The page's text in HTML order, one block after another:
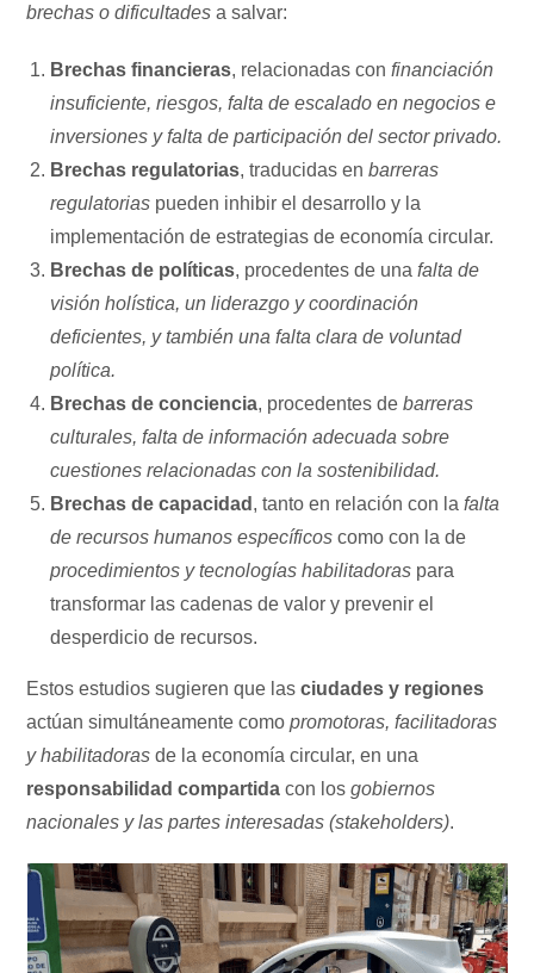
brechas o dificultades a salvar:
Brechas financieras, relacionadas confinanciación
insuficiente, riesgos, falta de escalado en negocios e
inversiones y falta de participación del sector privado.
Brechas regulatorias, traducidas enbarreras
regulatorias pueden inhibir el desarrollo y la
implementación de estrategias de economía circular.
Brechas de políticas, procedentes de unafalta de
visión holística, un liderazgo y coordinación
deficientes, y también una falta clara de voluntad
política.
Brechas de conciencia, procedentes debarreras
culturales, falta de información adecuada sobre
cuestiones relacionadas con la sostenibilidad.
Brechas de capacidad , tanto en relación con lafalta
de recursos humanos específicos como con la de
procedimientos y tecnologías habilitadoras para
transformar las cadenas de valor y prevenir el
desperdicio de recursos.
Estos estudios sugieren que lasciudades y regiones
actúan simultáneamente comopromotoras, facilitadoras
y habilitadoras de la economía circular, en una
responsabilidad compartida con losgobiernos
nacionales y las partes interesadas (stakeholders).